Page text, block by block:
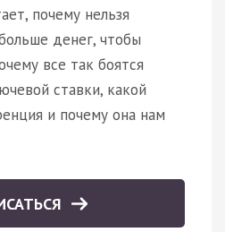
почему нельзя
денег, чтобы
все так боятся
ставки, какой
и почему она нам